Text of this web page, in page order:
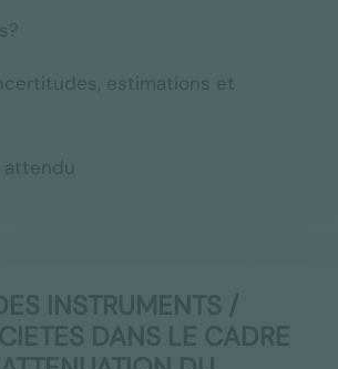
estimations et
attendu
INSTRUMENTS /
DANS LE CADRE